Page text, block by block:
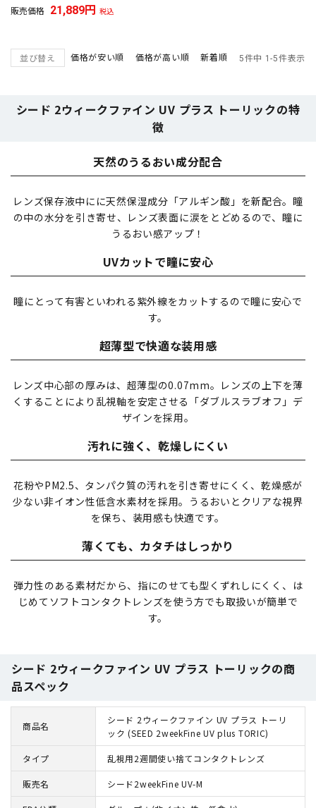
販売価格 21,889 税込
並び替え 価格が安い順 価格が高い順 新着順 5件中 1-5件表示
シード 2ウィークファイン UV プラス トーリックの特
徴
天然のうるおい成分配合
レンズ保存液中にに天然保湿成分「アルギン酸」を新配合。瞳
の中の水分を引き寄せ、レンズ表面に涙をとどめるので、瞳に
うるおい感アップ！
UVカットで瞳に安心
瞳にとって有害といわれる紫外線をカットするので瞳に安心で
す。
超薄型で快適な装用感
レンズ中心部の厚みは、超薄型の0.07mm。レンズの上下を薄
くすることにより乱視軸を安定させる「ダブルスラブオフ」デ
ザインを採用。
汚れに強く、乾燥しにくい
花粉やPM2.5、タンパク質の汚れを引き寄せにくく、乾燥感が
少ない非イオン性低含水素材を採用。うるおいとクリアな視界
を保ち、装用感も快適です。
薄くても、カタチはしっかり
弾力性のある素材だから、指にのせても型くずれしにくく、は
じめてソフトコンタクトレンズを使う方でも取扱いが簡単で
す。
シード 2ウィークファイン UV プラス トーリックの商
品スペック
商品名
シード 2ウィークファイン UV プラス トーリ
ック (SEED 2weekFine UV plus TORIC)
タイプ 乱視用2週間使い捨てコンタクトレンズ
販売名 シード2weekFine UV-M